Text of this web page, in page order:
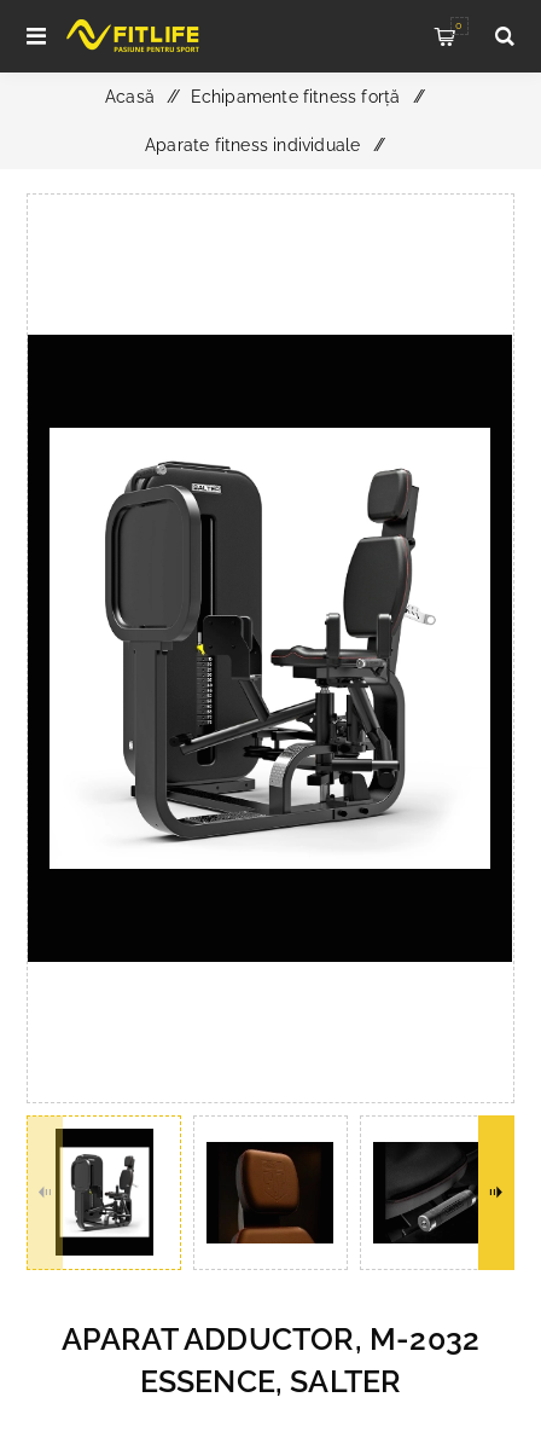
0
Acasă / Echipamente fitness forță /
Aparate fitness individuale /
APARAT ADDUCTOR, M-2032 ESSENCE, SALTER
APARAT ADDUCTOR, M-2032
ESSENCE, SALTER